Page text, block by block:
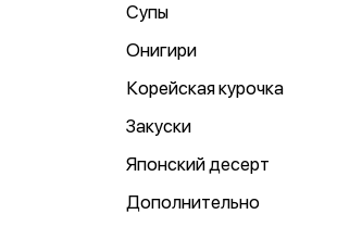
Супы
Онигири
Корейская курочка
Закуски
Японский десерт
Дополнительно